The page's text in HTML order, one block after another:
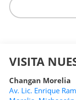
VISITA
Changan Morelia
Av. Lic. Enrique